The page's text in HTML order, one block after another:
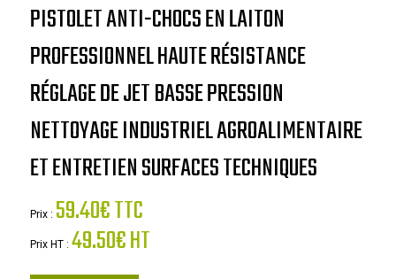
PISTOLET ANTI-CHOCS EN LAITON
PROFESSIONNEL HAUTE RÉSISTANCE
RÉGLAGE DE JET BASSE PRESSION
NETTOYAGE INDUSTRIEL AGROALIMENTAIRE
ET ENTRETIEN SURFACES TECHNIQUES
Prix : 59.40€ TTC
Prix HT : 49.50€ HT